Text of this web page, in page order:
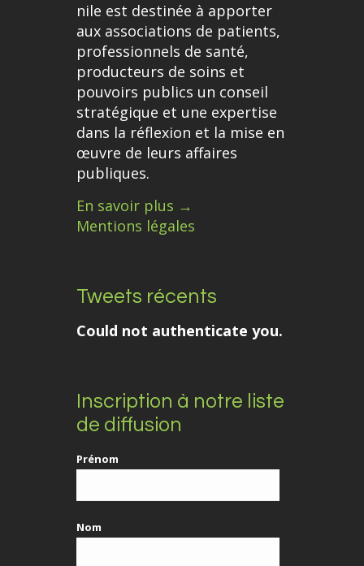
nile est destinée à apporter
aux associations de patients,
professionnels de santé,
producteurs de soins et
pouvoirs publics un conseil
stratégique et une expertise
dans la réflexion et la mise en
œuvre de leurs affaires
publiques.
En savoir plus →
Mentions légales
Tweets récents
Could not authenticate you.
Inscription à notre liste
de diffusion
Prénom
Nom